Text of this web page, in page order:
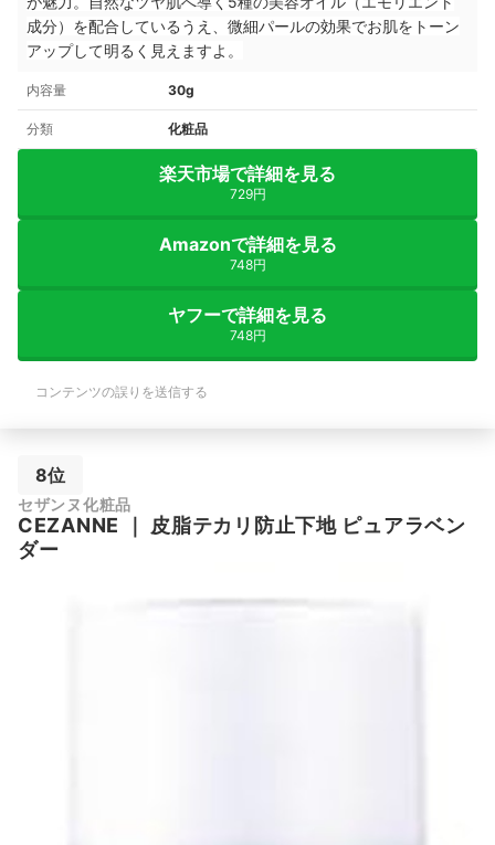
成分）を配合しているうえ、微細パールの効果でお肌をトーン
アップして明るく見えますよ。
内容量 30g
分類 化粧品
楽天市場で詳細を見る
729円
Amazonで詳細を見る
748円
ヤフーで詳細を見る
748円
コンテンツの誤りを送信する
8位
セザンヌ化粧品
CEZANNE
皮脂テカリ防止下地 ピュアラベン
ダー